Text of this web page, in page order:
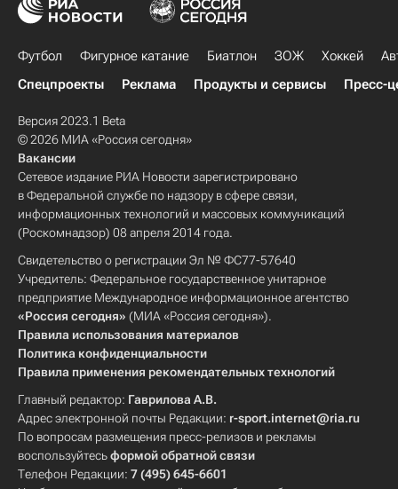
Футбол Фигурное катание Биатлон ЗОЖ Хоккей
Спецпроекты
Реклама Продукты и сервисы Пресс-
Версия 2023.1 Beta
© 2026 МИА «Россия сегодня»
Вакансии
Сетевое издание РИА Новости зарегистрировано
в Федеральной службе по надзору в сфере связи,
информационных технологий и массовых коммуникаций
(Роскомнадзор) 08 апреля 2014 года.
Свидетельство о регистрации Эл № ФС77-57640
Учредитель: Федеральное государственное унитарное
предприятие Международное информационное агентство
«Россия сегодня» (МИА «Россия сегодня»).
Правила использования материалов
Политика конфиденциальности
Правила применения рекомендательных технологий
Главный редактор: Гаврилова А.В.
Адрес электронной почты Редакции: r-sport.internet@ria.ru
По вопросам размещения пресс-релизов и рекламы
воспользуйтесьформой обратной связи
Телефон Редакции: 7 (495) 645-6601